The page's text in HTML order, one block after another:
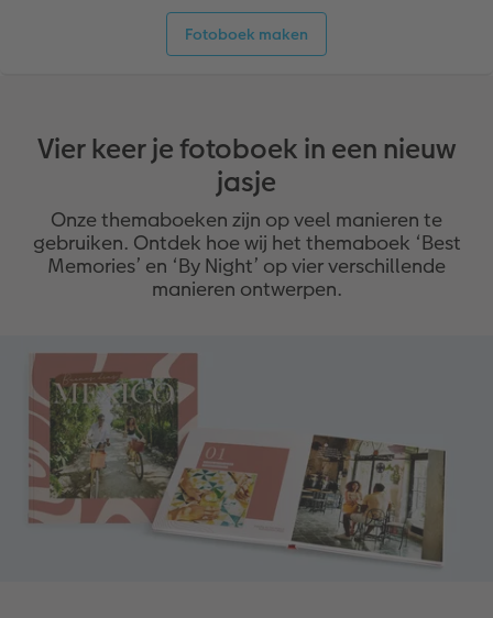
Fotoboek maken
Vier keer je fotoboek in een nieuw
jasje
Onze themaboeken zijn op veel manieren te
gebruiken. Ontdek hoe wij het themaboek ‘Best
Memories’ en ‘By Night’ op vier verschillende
manieren ontwerpen.